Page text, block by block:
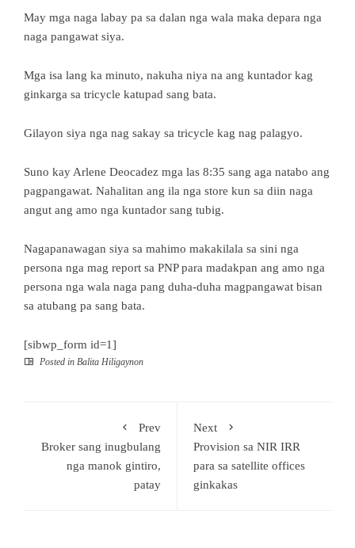
May mga naga labay pa sa dalan nga wala maka depara nga
naga pangawat siya.
Mga isa lang ka minuto, nakuha niya na ang kuntador kag
ginkarga sa tricycle katupad sang bata.
Gilayon siya nga nag sakay sa tricycle kag nag palagyo.
Suno kay Arlene Deocadez mga las 8:35 sang aga natabo ang
pagpangawat. Nahalitan ang ila nga store kun sa diin naga
angut ang amo nga kuntador sang tubig.
Nagapanawagan siya sa mahimo makakilala sa sini nga
persona nga mag report sa PNP para madakpan ang amo nga
persona nga wala naga pang duha-duha magpangawat bisan
sa atubang pa sang bata.
[sibwp_form id=1]
Posted in Balita Hiligaynon
Prev
Broker sang inugbulang
nga manok gintiro,
patay
Next
Provision sa NIR IRR
para sa satellite offices
ginkakas